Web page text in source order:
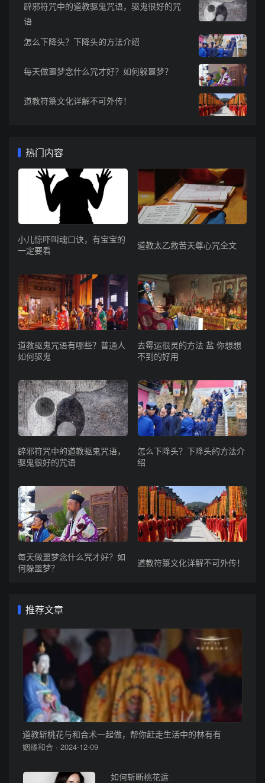
辟邪符咒中的道教驱鬼咒语，驱鬼很好的咒
语
怎么下降头？下降头的方法介绍
每天做噩梦念什么咒才好？如何躲噩梦？
道教符箓文化详解不可外传！
热门内容
小儿惊吓叫魂口诀，有宝宝的
一定要看
道教太乙救苦天尊心咒全文
道教驱鬼咒语有哪些？普通人
如何驱鬼
去霉运很灵的方法 盐 你想想
不到的好用
辟邪符咒中的道教驱鬼咒语，
驱鬼很好的咒语
怎么下降头？下降头的方法介
绍
每天做噩梦念什么咒才好？如
何躲噩梦？
道教符箓文化详解不可外传！
推荐文章
道教斩桃花与和合术一起做，帮你赶走生活中的林有有
姻缘和合 · 2024-12-09
如何斩断桃花运